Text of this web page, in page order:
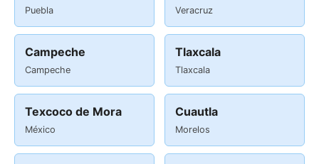
Puebla Veracruz
Campeche
Campeche
Tlaxcala
Tlaxcala
Texcoco de Mora
México
Cuautla
Morelos